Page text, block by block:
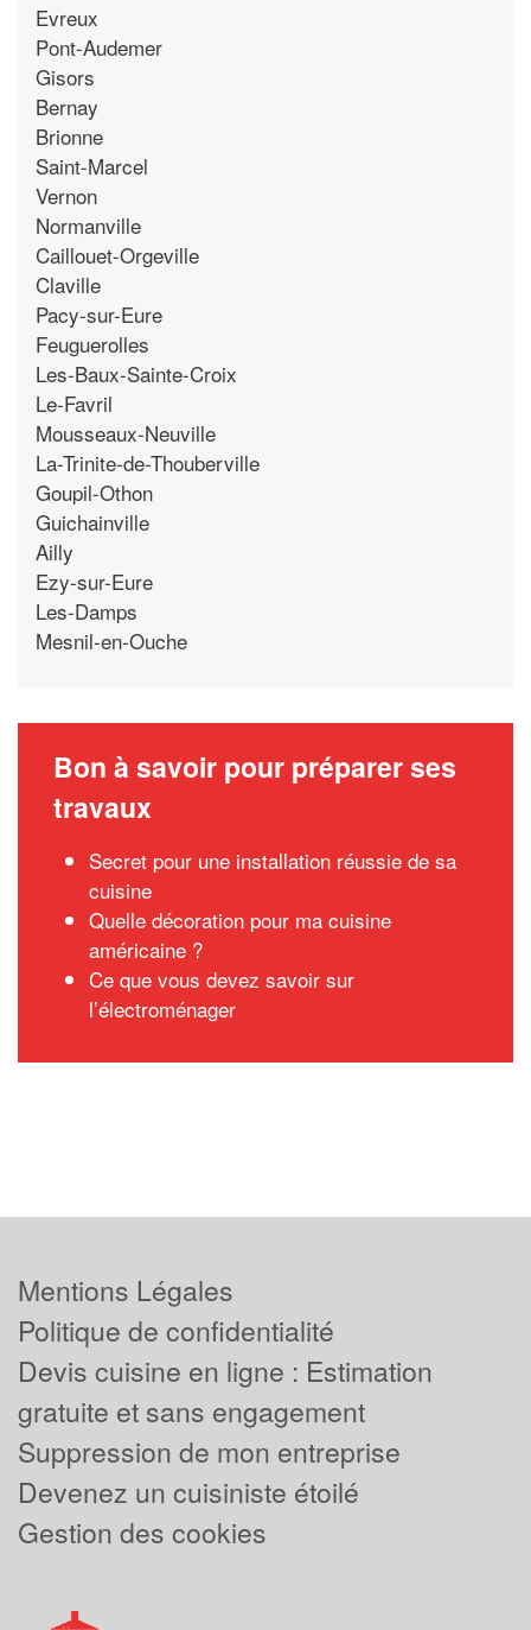
Evreux
Pont-Audemer
Gisors
Bernay
Brionne
Saint-Marcel
Vernon
Normanville
Caillouet-Orgeville
Claville
Pacy-sur-Eure
Feuguerolles
Les-Baux-Sainte-Croix
Le-Favril
Mousseaux-Neuville
La-Trinite-de-Thouberville
Goupil-Othon
Guichainville
Ailly
Ezy-sur-Eure
Les-Damps
Mesnil-en-Ouche
Bon à savoir pour préparer ses
travaux
Secret pour une installation réussie de sa
cuisine
Quelle décoration pour ma cuisine
américaine ?
Ce que vous devez savoir sur
l’électroménager
Mentions Légales
Politique de confidentialité
Devis cuisine en ligne : Estimation
gratuite et sans engagement
Suppression de mon entreprise
Devenez un cuisiniste étoilé
Gestion des cookies